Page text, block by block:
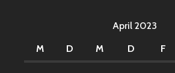
April 2023
M
D M D F